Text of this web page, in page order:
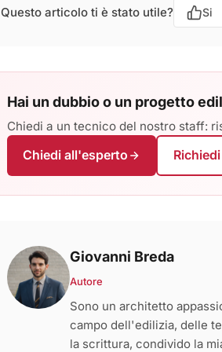
Questo articolo ti è stato utile? Si
Hai un dubbio o un progetto
Chiedi a un tecnico del nostro staff:
Chiedi all'esperto
Giovanni Breda
Autore
Sono un architetto
campo dell'edilizia, delle
la scrittura, condivido la